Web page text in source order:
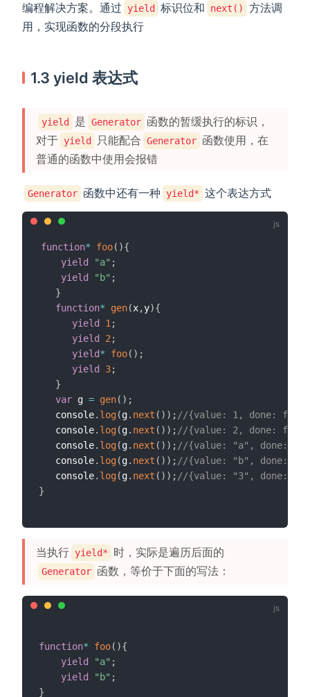
编程解决方案。通过
yield 标识位和 next()
方法调
用，实现函数的分段执行
1.3 yield 表达式
yield 是 Generator 函数的暂缓执行的标识，
对于 yield 只能配合 Generator 函数使用，在
普通的函数中使用会报错
Generator 函数中还有一种 yield* 这个表达方式
function* foo( ){
yield
"a" ;
yield
"b" ;
}
function* gen(x,y){
yield
1;
yield
2;
yield* foo( ) ;
yield
3;
}
var g = gen( ) ;
   console
. log(g. next ( ) ) ; //{value: 1, done:
   console
. log(g. next ( ) ) ; //{value: 2, done:
   console
. log(g. next ( ) ) ; //{value: "a", done:
   console
. log(g. next ( ) ) ; //{value: "b", done:
   console
. log(g. next ( ) ) ; //{value: "3", done:
}
当执行 yield* 时，实际是遍历后面的
Generator 函数，等价于下面的写法：
function* foo( ){
yield
"a" ;
yield
"b" ;
}